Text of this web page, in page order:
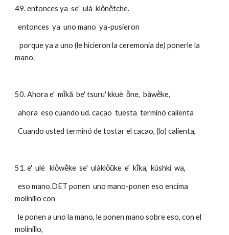
49. entonces ya  se'  ulà  klö̀nẽ̀tche.
  entonces  ya  uno mano  ya-pusieron
   porque ya a uno (le hicieron la ceremonia de) ponerle la
mano.
50. Ahora e'  mĩ̀kã  be' tsuru' kkuè  õ̀ne,  bàwẽ̀ke,
  ahora  eso cuando ud. cacao  tuesta  terminó calienta
  Cuando usted terminó de tostar el cacao, (lo) calienta,
51. e'  ulé   klö̀wẽ̀ke  se'  ulàklö̀ũ̀ke  e'  kĩ́ka,  kúshki  wa,
  eso mano.DET ponen  uno mano-ponen eso encima
molinillo con
  le ponen a uno la mano, le ponen mano sobre eso, con el
molinillo,